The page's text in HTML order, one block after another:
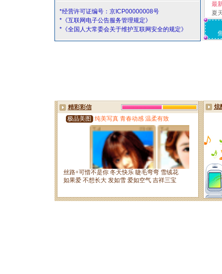
*经营许可证编号：京ICP00000008号
*《互联网电子公告服务管理规定》
*《全国人大常委会关于维护互联网安全的规定》
最
夏